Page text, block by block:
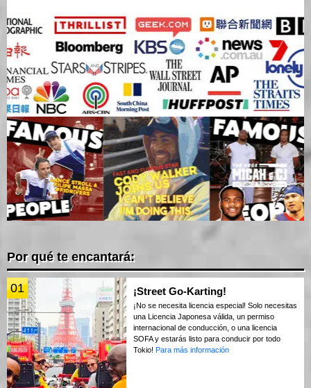
Por qué te encantará:
01 ¡Street Go-Karting!
¡No se necesita licencia especial! Solo necesitas
una Licencia Japonesa válida, un permiso
internacional de conducción, o una licencia
SOFA y estarás listo para conducir por todo
Tokio! Para más información